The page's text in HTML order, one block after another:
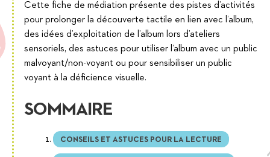
Cette fiche de médiation présente des pistes d’activités
pour prolonger la découverte tactile en lien avec l’album,
des idées d’exploitation de l’album lors d’ateliers
sensoriels, des astuces pour utiliser l’album avec un public
malvoyant/non-voyant ou pour sensibiliser un public
voyant à la déficience visuelle.
SOMMAIRE
CONSEILS ET ASTUCES POUR LA LECTURE